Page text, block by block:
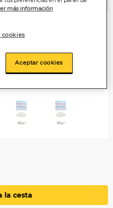
la cesta
más información
cookies
Aceptar cookies